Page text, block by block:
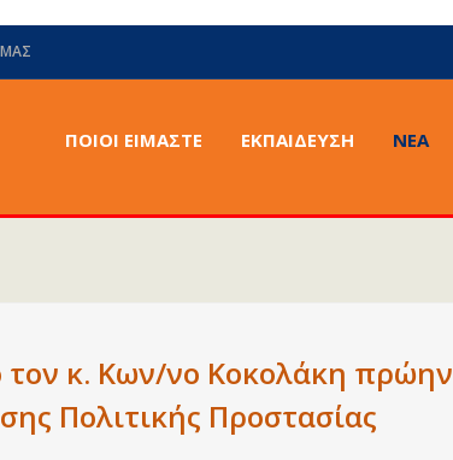
ΠΟΙΟΙ ΕΙΜΑΣΤΕ ΕΚΠΑΙΔΕΥΣΗ ΝΈΑ
τον κ. Κων/νο Κοκολάκη πρώην
Πολιτικής Προστασίας